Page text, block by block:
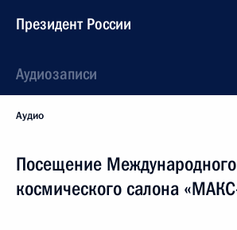
Президент России
Аудиозаписи
Аудио
Посещение
космического салона